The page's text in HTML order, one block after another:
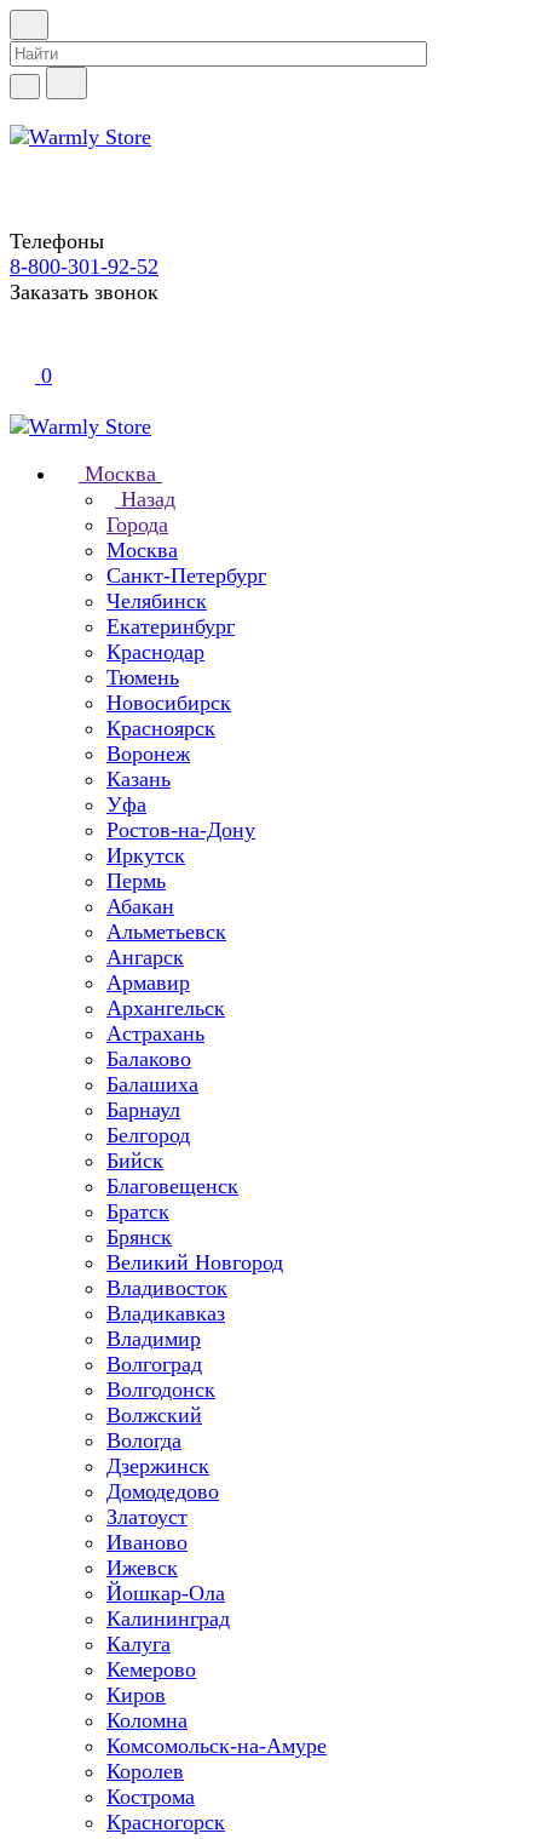
Телефоны
8-800-301-92-52
Заказать звонок
0
Москва
Назад
Города
Москва
Санкт-Петербург
Челябинск
Екатеринбург
Краснодар
Тюмень
Новосибирск
Красноярск
Воронеж
Казань
Уфа
Ростов-на-Дону
Иркутск
Пермь
Абакан
Альметьевск
Ангарск
Армавир
Архангельск
Астрахань
Балаково
Балашиха
Барнаул
Белгород
Бийск
Благовещенск
Братск
Брянск
Великий Новгород
Владивосток
Владикавказ
Владимир
Волгоград
Волгодонск
Волжский
Вологда
Дзержинск
Домодедово
Златоуст
Иваново
Ижевск
Йошкар-Ола
Калининград
Калуга
Кемерово
Киров
Коломна
Комсомольск-на-Амуре
Королев
Кострома
Красногорск